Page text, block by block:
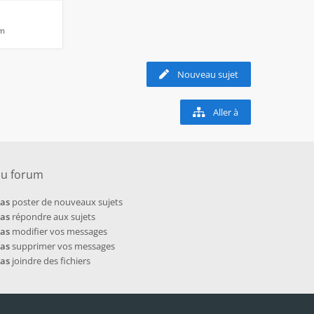
Nouveau sujet
Aller à
forum
poster de nouveaux sujets
répondre aux sujets
modifier vos messages
supprimer vos messages
joindre des fichiers